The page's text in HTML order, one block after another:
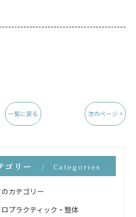
一覧に戻る 次のページ >
ゴリー Categories
カテゴリー
ロプラクティック・整体